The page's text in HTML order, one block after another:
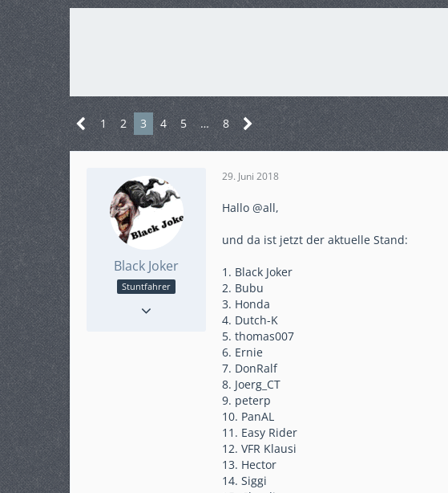
1 2 3 4 5 … 8
Black Joker
Stuntfahrer
29. Juni 2018
Hallo @all,
und da ist jetzt der aktuelle Stand:
1. Black Joker
2. Bubu
3. Honda
4. Dutch-K
5. thomas007
6. Ernie
7. DonRalf
8. Joerg_CT
9. peterp
10. PanAL
11. Easy Rider
12. VFR Klausi
13. Hector
14. Siggi